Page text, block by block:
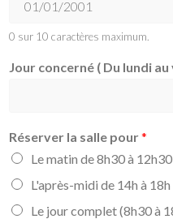
0 sur 10 caractères maximum.
Jour concerné ( Du lundi
Réserver la salle pour*
Le matin de 8h30 à 12h30
L'après-midi de 14h à 18h
Le jour complet (8h30 à